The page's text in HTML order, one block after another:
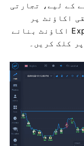
کے لیے، تجارتی
اکاؤنٹ پر
تجارت کر سکتے ہیں۔ ExpertOption اکاؤنٹ بنانے
کلک کریں۔